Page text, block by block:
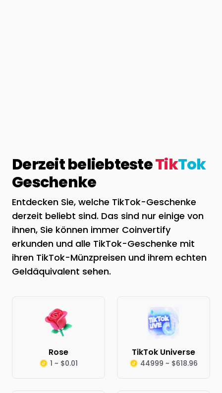
Derzeit beliebtesteTikTok
Geschenke
Entdecken Sie, welche TikTok-Geschenke
derzeit beliebt sind. Das sind nur einige von
ihnen, Sie können immer Coinvertify
erkunden und alle TikTok-Geschenke mit
ihren TikTok-Münzpreisen und ihrem echten
Geldäquivalent sehen.
Rose
1 ~ $0.01
TikTok Universe
44999 ~ $618.96